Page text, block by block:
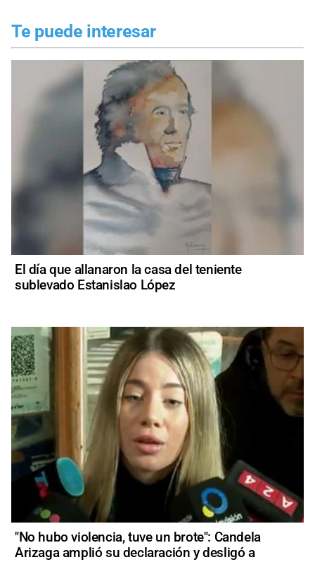
Te puede interesar
El día que allanaron la casa del teniente
sublevado Estanislao López
"No hubo violencia, tuve un brote": Candela
Arizaga amplió su declaración y desligó a